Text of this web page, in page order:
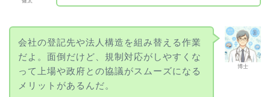
博士
会社の登記先や法人構造を組み替える作業
だよ。面倒だけど、規制対応がしやすくな
って上場や政府との協議がスムーズになる
メリットがあるんだ。